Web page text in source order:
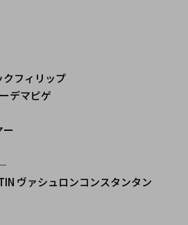
クフィリップ
デマピゲ
ー
ヴァシュロンコンスタンタン